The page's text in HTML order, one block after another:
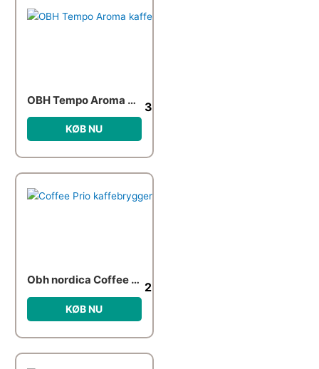
OBH Tempo Aroma kaffemaskine med timer 399.95
KØB NU
Obh nordica Coffee Prio kaffebrygger, 0,75 liter 250.00
KØB NU
Den oprindelige pris var: